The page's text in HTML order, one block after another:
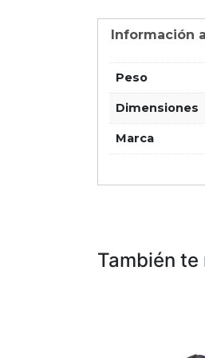
Información
Peso
Dimensiones
Marca
También